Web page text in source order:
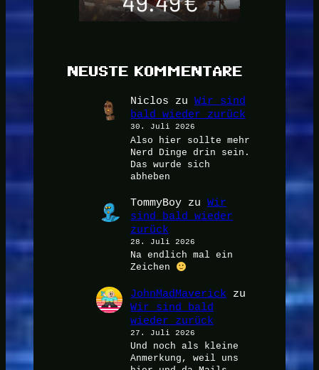
NEUSTE KOMMENTARE
Niclos zuWir sind
bald wieder zurück
30. Juli 2026
Also hier sollte mehr
Nerd Dinge drin sein.
Das wurde sich
abheben
TommyBoy zuWir
sind bald wieder
zurück
28. Juli 2026
Na endlich mal ein
Zeichen
JohnMadMaverick zu
Wir sind bald
wieder zurück
27. Juli 2026
Und noch als kleine
Anmerkung, weil uns